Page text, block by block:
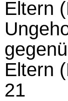
Eltern
Eltern
21